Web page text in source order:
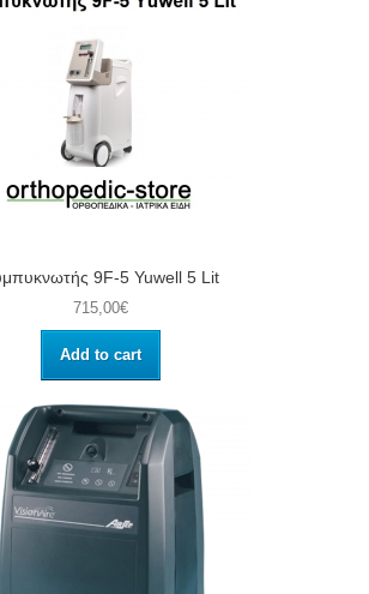
9F-5 Yuwell 5 Lit
715,00€
Add to cart